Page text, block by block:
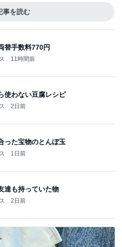
事を読む
替手数料770円
11時間前
使わない豆腐レシピ
2日前
った宝物のとんぼ玉
1日前
達も持っていた物
2日前